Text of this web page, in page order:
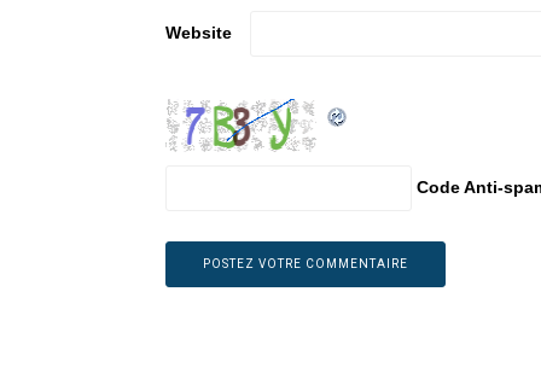
Website
Code Anti-